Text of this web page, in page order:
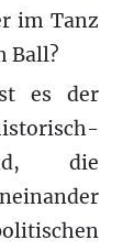
im Tanz
Ball?
es der
die